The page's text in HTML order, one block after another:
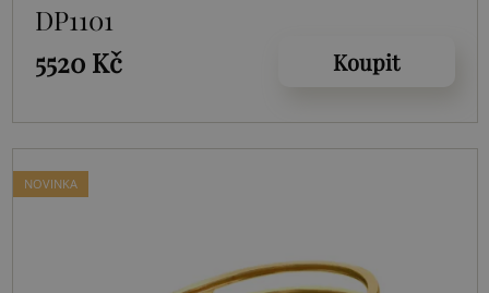
DP1101
5520 Kč
Koupit
NOVINKA